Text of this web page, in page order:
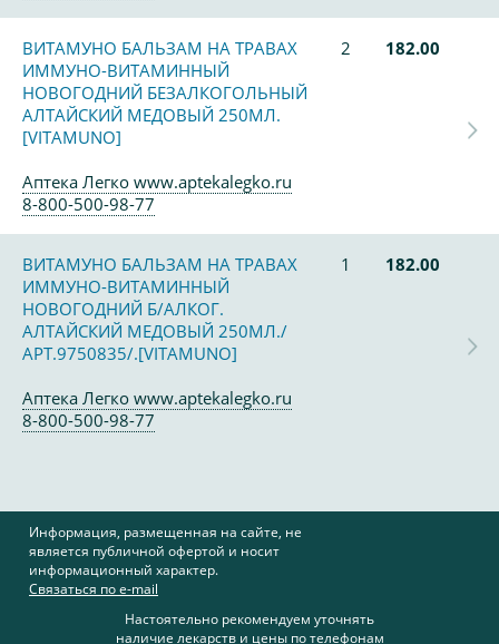
ВИТАМУНО БАЛЬЗАМ НА ТРАВАХ
ИММУНО-ВИТАМИННЫЙ
НОВОГОДНИЙ БЕЗАЛКОГОЛЬНЫЙ
АЛТАЙСКИЙ МЕДОВЫЙ 250МЛ.
[VITAMUNO]
2 182.00
Аптека Легко www.aptekalegko.ru
8-800-500-98-77
ВИТАМУНО БАЛЬЗАМ НА ТРАВАХ
ИММУНО-ВИТАМИННЫЙ
НОВОГОДНИЙ Б/АЛКОГ.
АЛТАЙСКИЙ МЕДОВЫЙ 250МЛ./
АРТ.9750835/.[VITAMUNO]
1 182.00
Аптека Легко www.aptekalegko.ru
8-800-500-98-77
Информация, размещенная на сайте, не
является публичной офертой и носит
информационный характер.
Связаться по e-mail
Настоятельно рекомендуем уточнять
наличие лекарств и цены по телефонам